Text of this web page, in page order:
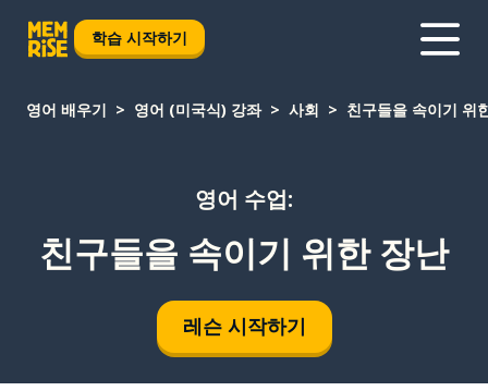
학습 시작하기
영어 배우기 영어 (미국식) 강좌 사회 친구들을 속이기 위
영어 수업:
친구들을 속이기 위한 장난
레슨 시작하기